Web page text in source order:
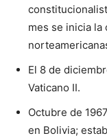
mes se inicia la
El 8 de
Vaticano II.
Octubre de
en Boli­via;